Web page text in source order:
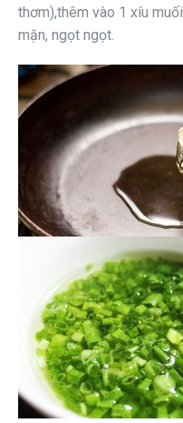
thơm),thêm vào 1 xíu
mặn, ngọt ngọt.